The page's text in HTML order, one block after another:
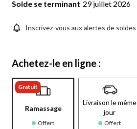
Solde se terminant 29 juillet 2026
Inscrivez-vous aux alertes de soldes
Achetez-le en ligne :
Gratuit
Ramassage
Offert
Livraison le même
jour
Offert